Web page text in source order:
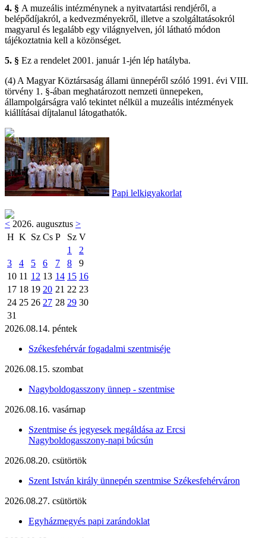
4. § A muzeális intézménynek a nyitvatartási rendjéről, a
belépődíjakról, a kedvezményekről, illetve a szolgáltatásokról
magyarul és legalább egy világnyelven, jól látható módon
tájékoztatnia kell a közönséget.
5. § Ez a rendelet 2001. január 1-jén lép hatályba.
(4) A Magyar Köztársaság állami ünnepéről szóló 1991. évi VIII.
törvény 1. §-ában meghatározott nemzeti ünnepeken,
állampolgárságra való tekintet nélkül a muzeális intézmények
kiállításai díjtalanul látogathatók.
Papi lelkigyakorlat
< 2026. augusztus >
H K Sz Cs P Sz V
1
2
3
4 5 6 7 8
9
10 11 12 13 14 15 16
17 18 19 20 21 22 23
24 25 26 27 28 29 30
31
2026.08.14. péntek
Székesfehérvár fogadalmi szentmiséje
2026.08.15. szombat
Nagyboldogasszony ünnep - szentmise
2026.08.16. vasárnap
Szentmise és jegyesek megáldása az Ercsi
Nagyboldogasszony-napi búcsún
2026.08.20. csütörtök
Szent István király ünnepén szentmise Székesfehérváron
2026.08.27. csütörtök
Egyházmegyés papi zarándoklat